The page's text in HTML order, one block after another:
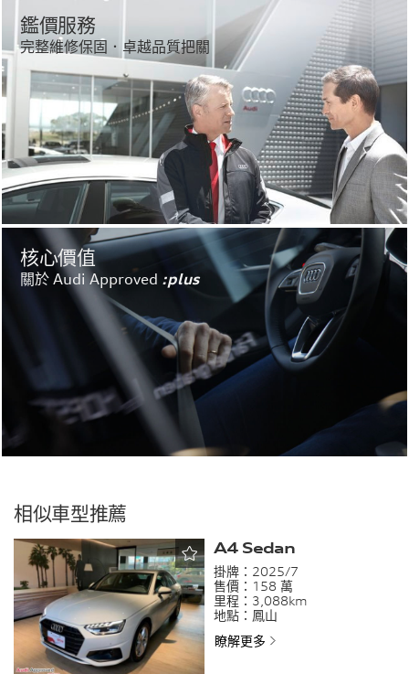
Audi drive select 可程式
車身動態系統
電子機械式動力輔助轉向系
統
Start-stop 引擎自動啟動 /
熄火系統
雙前座 SRS 氣囊 / 雙前座
SRS 側氣囊 / 車側 SRS 頭
部氣囊
安全帶未繫警示
雙前座四向電動腰靠
Accent Surface 黑色高光
澤飾板
前下護板
防盜輪圈螺絲
Audi Connect - my智能救
援/my遠端售服/my遠端智
聯
Audi Connect - my駕駛導
航/my生活助理
Audi 全數位虛擬駕駛座艙
plus
無邊框車內後視鏡(附自動
防眩)
車身同色門把
前座舒適型中央扶手
Audi Connect - my 遠端
售服
前乘客座輔助氣囊的解除開
電子車匙辨識系統
右側車外後視鏡 ( 大面積視
野 )，凸面鏡
車外後視鏡電動收折 (附電
動調整/加熱/自動防眩/記
內裝皮質套件
ISOFIX 兒童安全座椅固定
扣
LED 尾燈組 ( 含動態指示方
向燈 )
左側車外後視鏡，非球面鏡
自動開啟行李廂蓋
輕型複合動力系統
引擎動力車型命名
非吸菸者套件
凹背車型
鑑價服務
完整維修保固．卓越品質把關
核心價值
關於 Audi Approved :plus
相似車型推薦
A4 Sedan
掛牌： 2025/7
售價： 158 萬
里程： 3,088km
地點： 鳳山
瞭解更多